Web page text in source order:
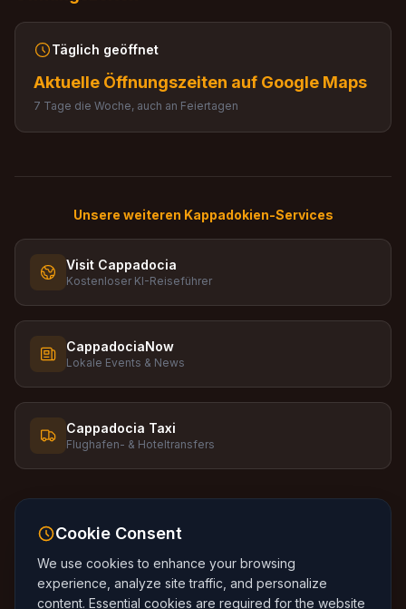
Täglich geöffnet
Aktuelle Öffnungszeiten auf Google Maps
7 Tage die Woche, auch an Feiertagen
Unsere weiteren Kappadokien-Services
Visit Cappadocia
Kostenloser KI-Reiseführer
CappadociaNow
Lokale Events & News
Cappadocia Taxi
Flughafen- & Hoteltransfers
Sprache 🇬🇧 English 🇹🇷 Turkce 🇷🇺
Korean Japanese
Cookie Consent
We use cookies to enhance your browsing
experience, analyze site traffic, and personalize
content. Essential cookies are required for the website